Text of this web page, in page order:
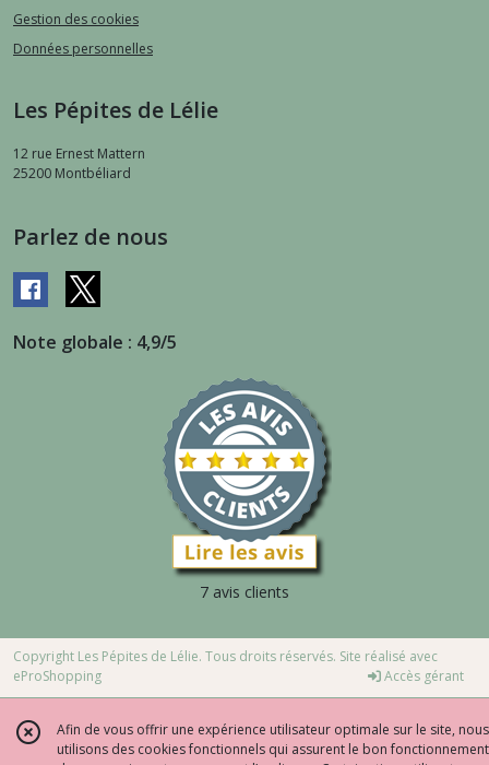
Gestion des cookies
Données personnelles
Les Pépites de Lélie
12 rue Ernest Mattern
25200 Montbéliard
Parlez de nous
Note globale : 4,9/5
7 avis clients
Copyright Les Pépites de Lélie. Tous droits réservés. Site réalisé avec
eProShopping
Accès gérant
Afin de vous offrir une expérience utilisateur optimale sur le site, nous
utilisons des cookies fonctionnels qui assurent le bon fonctionnement